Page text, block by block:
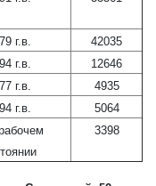
г.в.
42035
г.в.
12646
г.в.
4935
г.в.
5064
3398